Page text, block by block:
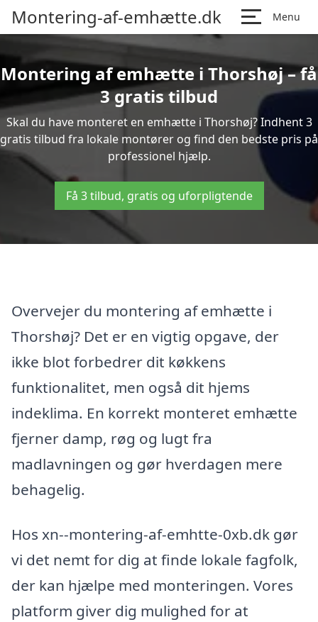
Montering-af-emhætte.dk Menu
Montering af emhætte i Thorshøj – få
3 gratis tilbud
Skal du have monteret en emhætte i Thorshøj? Indhent 3
gratis tilbud fra lokale montører og find den bedste pris på
professionel hjælp.
Få 3 tilbud, gratis og uforpligtende
Overvejer du montering af emhætte i
Thorshøj? Det er en vigtig opgave, der
ikke blot forbedrer dit køkkens
funktionalitet, men også dit hjems
indeklima. En korrekt monteret emhætte
fjerner damp, røg og lugt fra
madlavningen og gør hverdagen mere
behagelig.
Hos xn--montering-af-emhtte-0xb.dk gør
vi det nemt for dig at finde lokale fagfolk,
der kan hjælpe med monteringen. Vores
platform giver dig mulighed for at